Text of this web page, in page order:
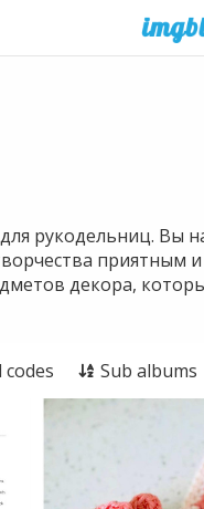
рукодельниц.
приятным
декора,
codes Sub albums